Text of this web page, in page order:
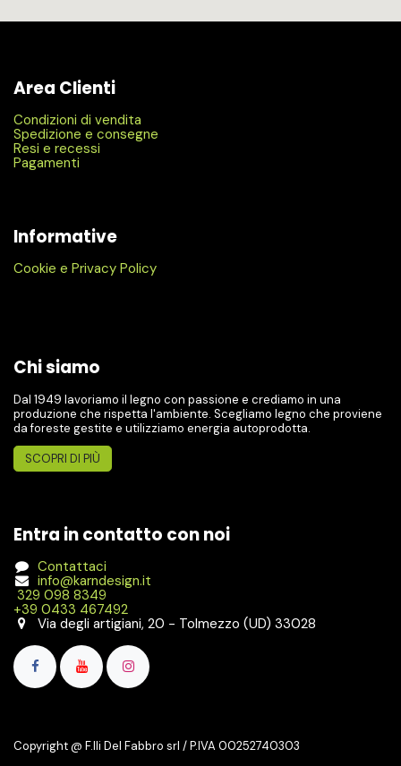
Area Clienti
Condizioni di vendita
Spedizione e consegne
Resi e recessi
Pagamenti
Informative
Cookie e Privacy Policy
Chi siamo
Dal 1949 lavoriamo il legno con passione e crediamo in una
produzione che rispetta l'ambiente. Scegliamo legno che proviene
da foreste gestite e utilizziamo energia autoprodotta.
SCOPRI DI PIÙ
Entra in contatto con noi
Contattaci
info@karndesign.it
329 098 8349
+39 0433 467492
Via degli artigiani, 20 - Tolmezzo (UD) 33028
Copyright @ F.lli Del Fabbro srl / P.IVA 00252740303